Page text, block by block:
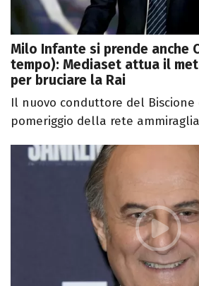
Milo Infante si prende anche
tempo): Mediaset attua il
per bruciare la Rai
Il nuovo conduttore del
pomeriggio della rete